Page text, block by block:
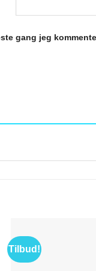
gang jeg
Tilbud!